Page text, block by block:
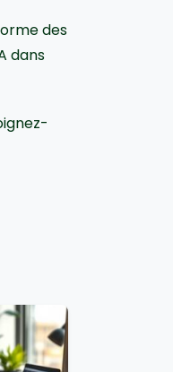
des
dans